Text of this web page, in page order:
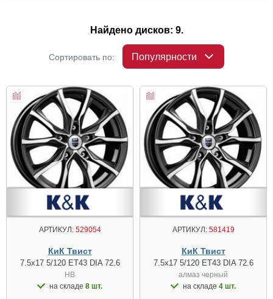
Найдено дисков: 9.
Сортировать по: Популярности
АРТИКУЛ:529054
КиК Твист
7.5x17 5/120 ET43 DIA 72.6
HB
на складе 8 шт.
АРТИКУЛ:581419
КиК Твист
7.5x17 5/120 ET43 DIA 72.6
алмаз чeрный
на складе 4 шт.